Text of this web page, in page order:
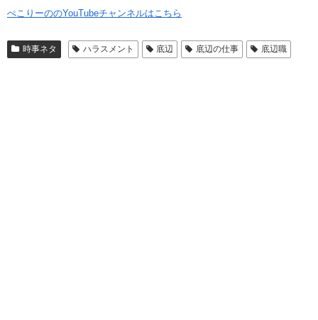
ぺこりーののYouTubeチャンネルはこちら
時事ネタ ハラスメント 底辺 底辺の仕事 底辺職